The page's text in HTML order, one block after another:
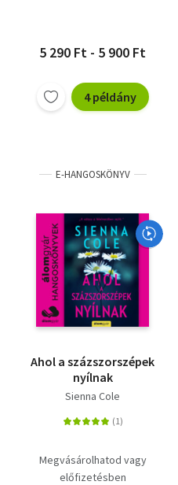
5 290 Ft - 5 900 Ft
4 példány
E-HANGOSKÖNYV
Ahol a százszorszépek
nyílnak
Sienna Cole
Megvásárolhatod vagy
előfizetésben